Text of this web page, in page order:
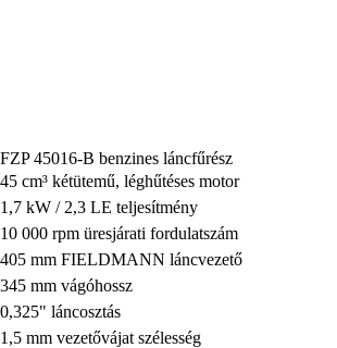
FZP 45016-B benzines láncfűrész
45 cm³ kétütemű, léghűtéses motor
1,7 kW / 2,3 LE teljesítmény
10 000 rpm üresjárati fordulatszám
405 mm FIELDMANN láncvezető
345 mm vágóhossz
0,325" láncosztás
1,5 mm vezetővájat szélesség